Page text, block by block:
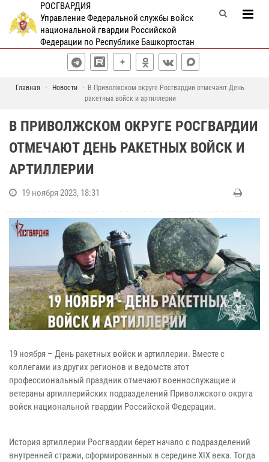
РОСГВАРДИЯ
Управление Федеральной службы войск
национальной гвардии Российской
Федерации по Республике Башкортостан
Главная Новости
В Приволжском округе Росгвардии отмечают День
ракетных войск и артиллерии
В ПРИВОЛЖСКОМ ОКРУГЕ РОСГВАРДИИ
ОТМЕЧАЮТ ДЕНЬ РАКЕТНЫХ ВОЙСК И
АРТИЛЛЕРИИ
19 ноября 2023, 18:31
19 ноября – День ракетных войск и артиллерии. Вместе с
коллегами из других регионов и ведомств этот
профессиональный праздник отмечают военнослужащие и
ветераны артиллерийских подразделений Приволжского округа
войск национальной гвардии Российской Федерации.
История артиллерии Росгвардии берет начало с подразделений
внутренней стражи, сформированных в середине XIX века. Тогда